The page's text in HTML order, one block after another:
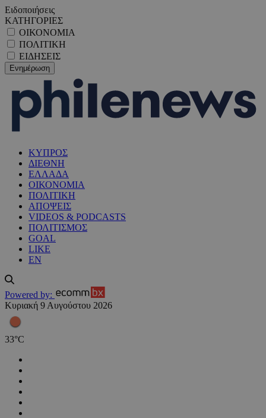
Ειδοποιήσεις
ΚΑΤΗΓΟΡΙΕΣ
ΟΙΚΟΝΟΜΙΑ
ΠΟΛΙΤΙΚΗ
ΕΙΔΗΣΕΙΣ
ΚΥΠΡΟΣ
ΔΙΕΘΝΗ
ΕΛΛΑΔΑ
ΟΙΚΟΝΟΜΙΑ
ΠΟΛΙΤΙΚΗ
ΑΠΟΨΕΙΣ
VIDEOS & PODCASTS
ΠΟΛΙΤΙΣΜΟΣ
GOAL
LIKE
EN
Powered by:
Κυριακή 9 Αυγούστου 2026
33°C